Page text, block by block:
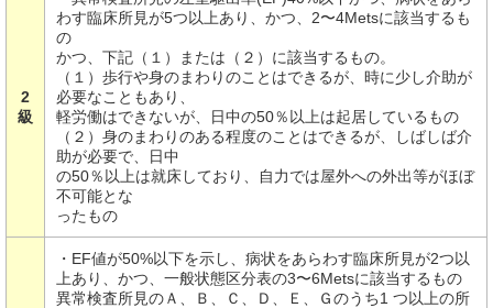
2
級
わす臨床所見が5つ以上あり、かつ、2〜4Metsに該当するも
の
かつ、下記（１）または（２）に該当するもの。
（１）歩行や身のまわりのことはできるが、時に少し介助が
必要なこともあり、
軽労働はできないが、日中の50％以上は起居しているもの
（２）身のまわりのある程度のことはできるが、しばしば介
助が必要で、日中
の50％以上は就床しており、自力では屋外への外出等がほぼ
不可能とな
ったもの
・EF値が50%以下を示し、病状をあらわす臨床所見が2つ以
上あり、かつ、一般状態区分表の3〜6Metsに該当するもの
異常検査所見のＡ、Ｂ、Ｃ、Ｄ、Ｅ、Ｇのうち1 つ以上の所